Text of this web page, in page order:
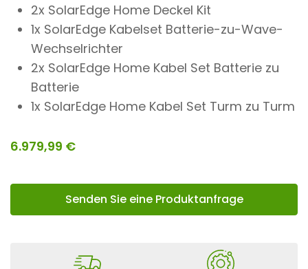
2x SolarEdge Home Deckel Kit
1x SolarEdge Kabelset Batterie-zu-Wave-
Wechselrichter
2x SolarEdge Home Kabel Set Batterie zu
Batterie
1x SolarEdge Home Kabel Set Turm zu Turm
6.979,99 €
Senden Sie eine Produktanfrage